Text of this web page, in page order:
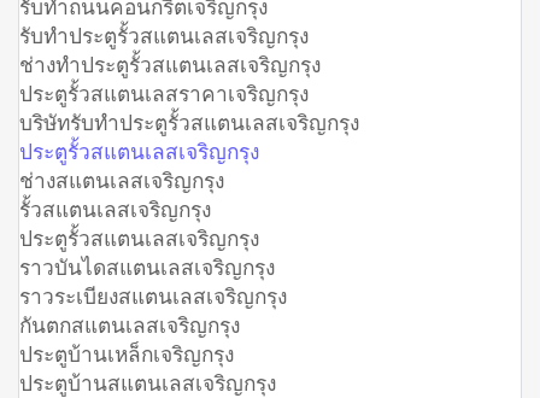
รับทำถนนคอนกรีตเจริญกรุง
รับทำประตูรั้วสแตนเลสเจริญกรุง
ช่างทำประตูรั้วสแตนเลสเจริญกรุง
ประตูรั้วสแตนเลสราคาเจริญกรุง
บริษัทรับทำประตูรั้วสแตนเลสเจริญกรุง
ประตูรั้วสแตนเลสเจริญกรุง
ช่างสแตนเลสเจริญกรุง
รั้วสแตนเลสเจริญกรุง
ประตูรั้วสแตนเลสเจริญกรุง
ราวบันไดสแตนเลสเจริญกรุง
ราวระเบียงสแตนเลสเจริญกรุง
กันตกสแตนเลสเจริญกรุง
ประตูบ้านเหล็กเจริญกรุง
ประตูบ้านสแตนเลสเจริญกรุง